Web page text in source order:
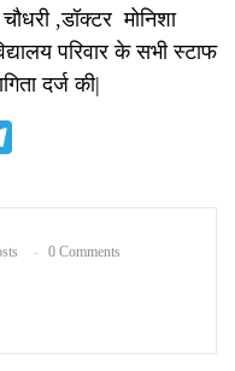
,डॉक्टर मोनिशा
परिवार के सभी स्टाफ
दर्ज की|
0 Comments